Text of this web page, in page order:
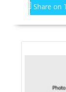
Share on
NAWIGACJA